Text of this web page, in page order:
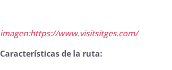
imagen:https://www.visitsitges.com/
Características de la ruta: